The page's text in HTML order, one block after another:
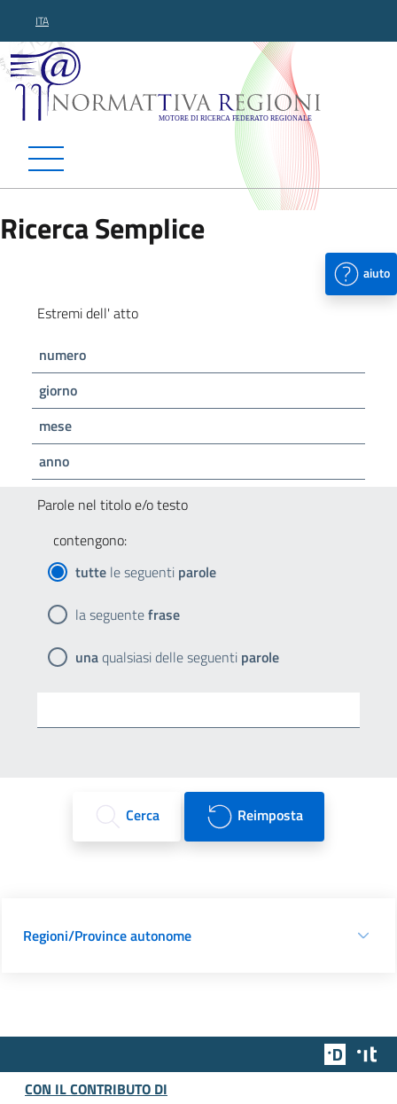
ITA
Normattiva Regioni -
Ricerca Semplice
aiuto
Estremi dell' atto
numero
giorno
mese
anno
Parole nel titolo e/o testo
contengono:
tutte le seguenti parole
la seguentefrase
unaqualsiasi delle seguenti parole
Cerca Reimposta
Regioni/Province autonome
Team
CON IL CONTRIBUTO DI